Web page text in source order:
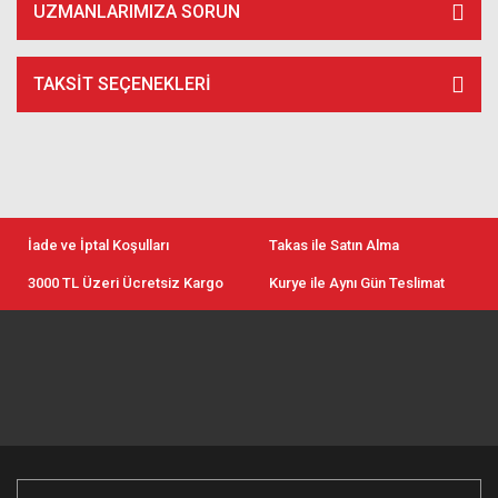
UZMANLARIMIZA SORUN
TAKSIT SEÇENEKLERI
İade ve İptal Koşulları Takas ile Satın Alma
3000 TL Üzeri Ücretsiz Kargo Kurye ile Aynı Gün Teslimat